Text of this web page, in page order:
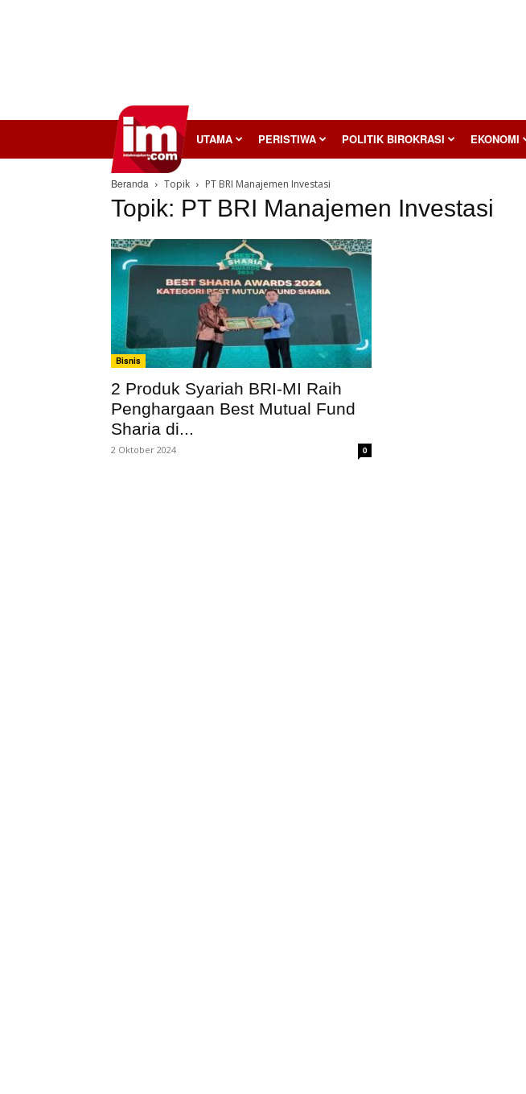
InilahMojokerto UTAMA PERISTIWA POLITIK BIROKRASI EKONOMI
Beranda Topik PT BRI Manajemen Investasi
Topik: PT BRI Manajemen Investasi
Bisnis
2 Produk Syariah BRI-MI Raih
Penghargaan Best Mutual Fund
Sharia di...
2 Oktober 2024 0